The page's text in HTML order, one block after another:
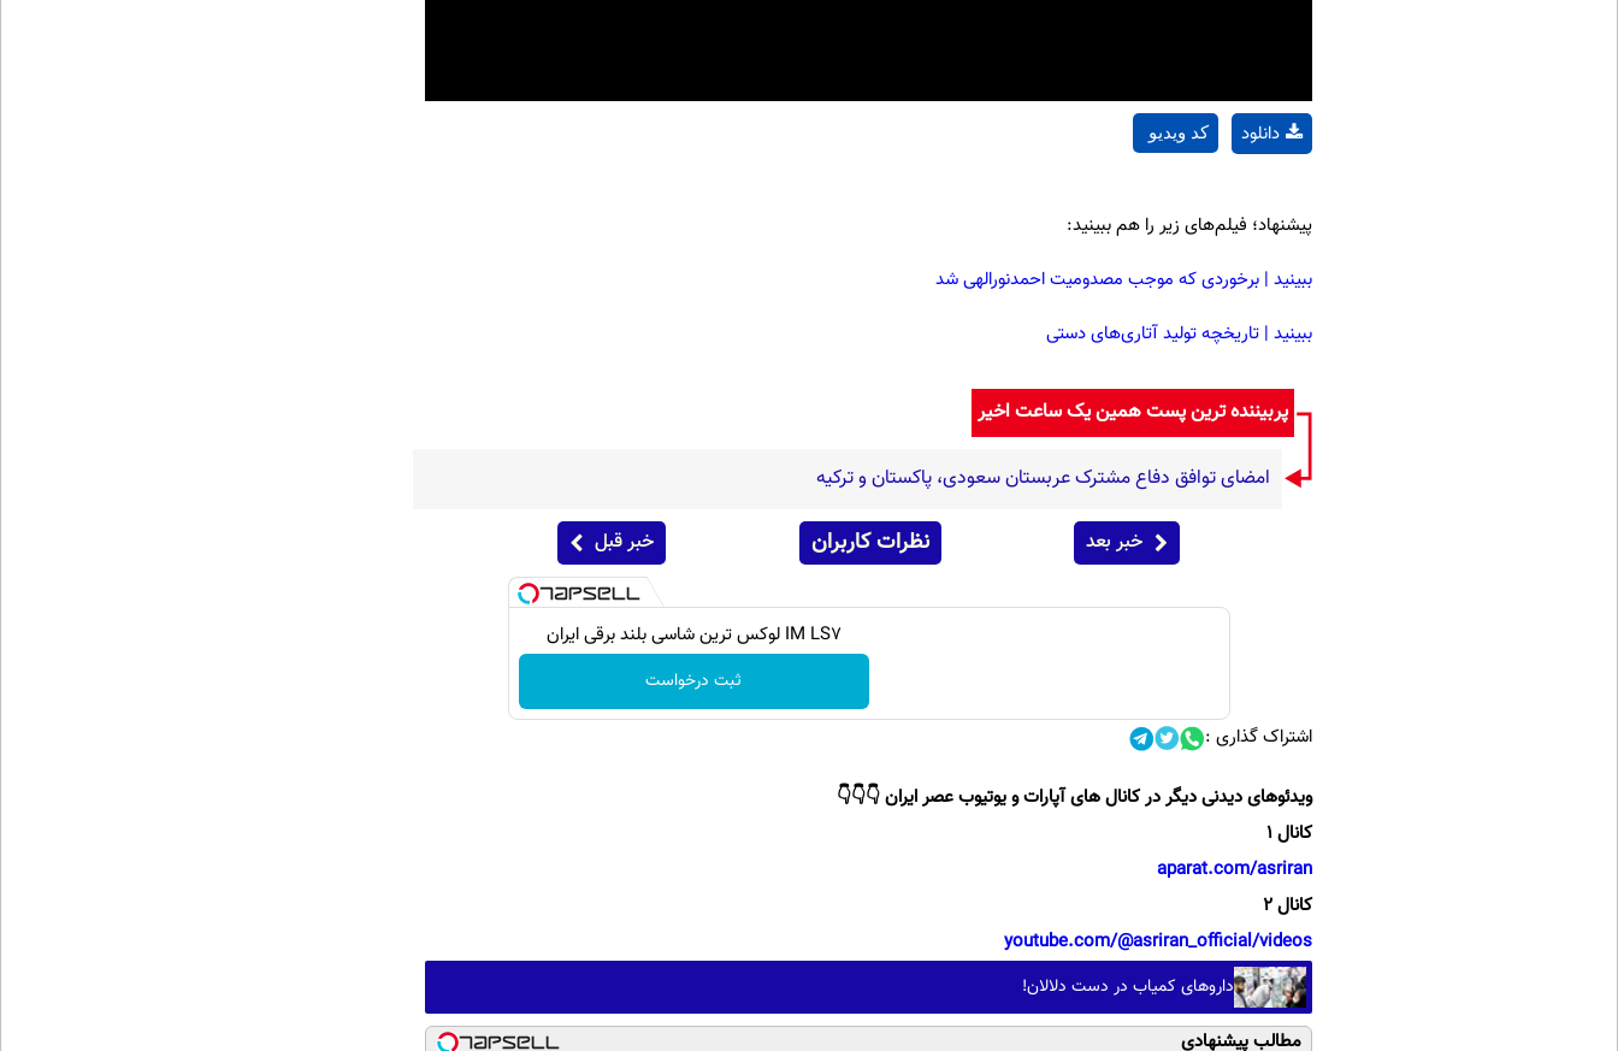
کد ویدیو دانلود
پیشنهاد؛ فیلم‌های زیر را هم ببینید:
ببینید | برخوردی که موجب مصدومیت احمدنورالهی شد
ببینید | تاریخچه تولید آتاری‌های دستی
پربیننده ترین پست همین یک ساعت اخیر
امضای توافق دفاع مشترک عربستان سعودی، پاکستان و ترکیه
خبر بعد نظرات کاربران خبر قبل
IM LS7 لوکس ترین شاسی بلند برقی ایران
ثبت درخواست
اشتراک گذاری :
ویدئوهای دیدنی دیگر در کانال های آپارات و یوتیوب عصر ایران 👇👇👇
کانال 1
aparat.com/asriran
کانال 2
youtube.com/@asriran_official/videos
داروهای کمیاب در دست دلالان!
مطالب پیشنهادی